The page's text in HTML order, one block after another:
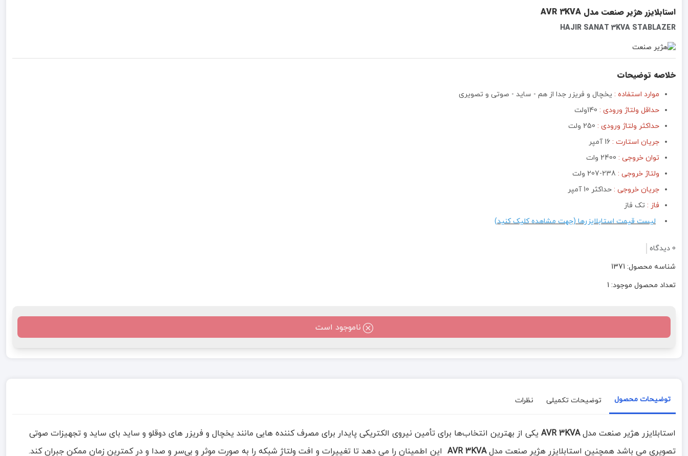
استابلایزر هژیر صنعت مدل AVR 3KVA
HAJIR SANAT 3KVA STABLAZER
خلاصه توضیحات
موارد استفاده : یخچال و فریزر جدا از هم - ساید - صوتی و تصویری
حداقل ولتاژ ورودی :
حداکثر ولتاژ ورودی :
جریان استارت :
توان خروجی :‌
ولتاژ خروجی :
جریان خروجی :‌ حداکثر 10 آمپر
فاز : تک فاز
لیست قیمت استابلایزرها (جهت مشاهده کلیک کنید)
0 دیدگاه
شناسه محصول: 1371
تعداد محصول موجود: 1
ناموجود است
توضیحات محصول توضیحات تکمیلی نظرات
استابلایزر هژیر صنعت مدلAVR 3KVA یکی از بهترین انتخاب‌ها برای تأمین نیروی الکتریکی پایدار برای مصرف کننده هایی مانند یخچال و فریزر های دوقلو و ساید بای ساید و تجهیزات صوتی
تصویری می باشد همچنین استابلایزر هژیر صنعت مدلAVR 3KVA این اطمینان را می دهد تا تغییرات و افت ولتاژ شبکه را به صورت موثر و بی‌سر و صدا و در کمترین زمان ممکن جبران کند.